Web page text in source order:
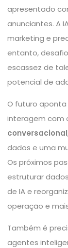
apresentado
anunciantes. A
marketing e
entanto,
escassez de
potencial de
O futuro
interagem com
conversacional
dados e uma
Os próximos
estruturar
de IA e
operação e
Também é
agentes